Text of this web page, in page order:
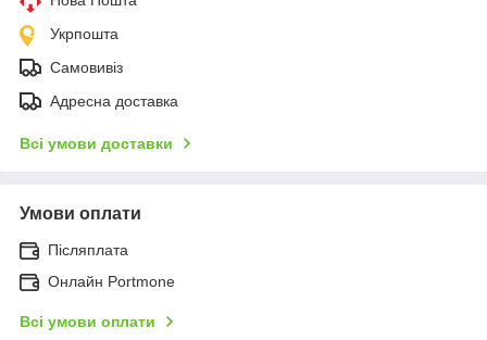
Укрпошта
Самовивіз
Адресна доставка
Всі умови доставки
Умови оплати
Післяплата
Онлайн Portmone
Всі умови оплати